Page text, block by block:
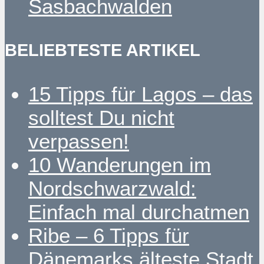
Sasbachwalden
BELIEBTESTE ARTIKEL
15 Tipps für Lagos – das
solltest Du nicht
verpassen!
10 Wanderungen im
Nordschwarzwald:
Einfach mal durchatmen
Ribe – 6 Tipps für
Dänemarks älteste Stadt